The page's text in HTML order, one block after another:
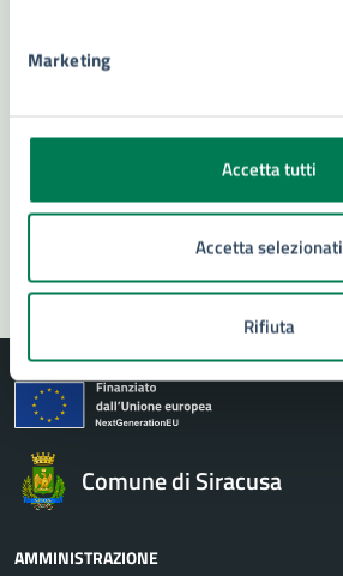
Marketing
Accetta tutti
Accetta selezionati
Rifiuta
Numero verde 800299507
Segnala disservizio
Comune di Siracusa
AMMINISTRAZIONE